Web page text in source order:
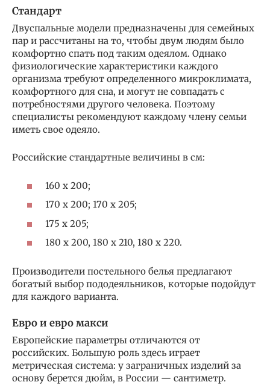
Стандарт
Двуспальные модели предназначены для семейных
пар и рассчитаны на то, чтобы двум людям было
комфортно спать под таким одеялом. Однако
физиологические характеристики каждого
организма требуют определенного микроклимата,
комфортного для сна, и могут не совпадать с
потребностями другого человека. Поэтому
специалисты рекомендуют каждому члену семьи
иметь свое одеяло.
Российские стандартные величины в см:
160 х 200;
170 х 200; 170 х 205;
175 х 205;
180 х 200, 180 х 210, 180 х 220.
Производители постельного белья предлагают
богатый выбор пододеяльников, которые подойдут
для каждого варианта.
Евро и евро макси
Европейские параметры отличаются от
российских. Большую роль здесь играет
метрическая система: у заграничных изделий за
основу берется дюйм, в России — сантиметр.